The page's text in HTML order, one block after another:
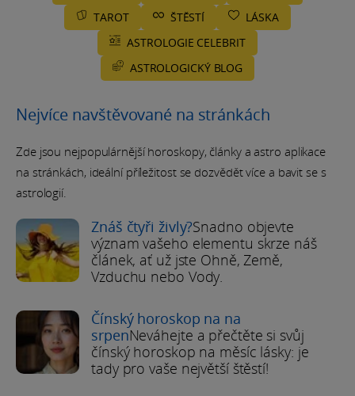
TAROT
ŠTĚSTÍ
LÁSKA
ASTROLOGIE CELEBRIT
ASTROLOGICKÝ BLOG
Nejvíce navštěvované na stránkách
Zde jsou nejpopulárnější horoskopy, články a astro aplikace
na stránkách, ideální příležitost se dozvědět více a bavit se s
astrologií.
Znáš čtyři živly?Snadno objevte
význam vašeho elementu skrze náš
článek, ať už jste Ohně, Země,
Vzduchu nebo Vody.
Čínský horoskop na na
srpenNeváhejte a přečtěte si svůj
čínský horoskop na měsíc lásky: je
tady pro vaše největší štěstí!